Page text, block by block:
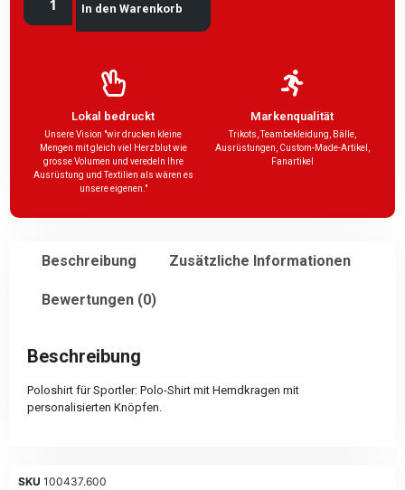
In den Warenkorb
Lokal bedruckt
Unsere Vision "wir drucken kleine
Mengen mit gleich viel Herzblut wie
grosse Volumen und veredeln Ihre
Ausrüstung und Textilien als wären es
unsere eigenen."
Markenqualität
Trikots, Teambekleidung, Bälle,
Ausrüstungen, Custom-Made-Artikel,
Fanartikel
Beschreibung Zusätzliche Informationen
Bewertungen (0)
Beschreibung
Poloshirt für Sportler: Polo-Shirt mit Hemdkragen mit
personalisierten Knöpfen.
SKU 100437.600